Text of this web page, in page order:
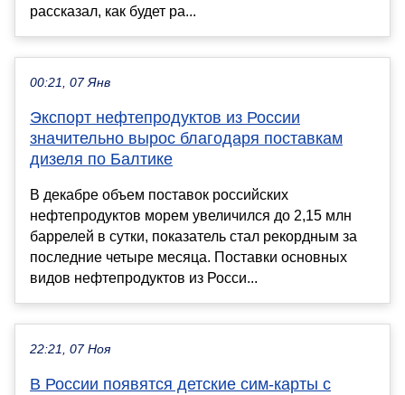
рассказал, как будет ра...
00:21, 07 Янв
Экспорт нефтепродуктов из России
значительно вырос благодаря поставкам
дизеля по Балтике
В декабре объем поставок российских
нефтепродуктов морем увеличился до 2,15 млн
баррелей в сутки, показатель стал рекордным за
последние четыре месяца. Поставки основных
видов нефтепродуктов из Росси...
22:21, 07 Ноя
В России появятся детские сим-карты с